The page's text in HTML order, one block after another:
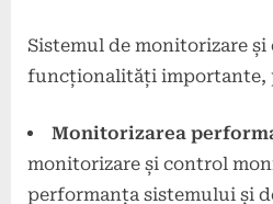
Sistemul de monitorizare
funcționalități importante,
Monitorizarea
monitorizare și control
performanța sistemului și